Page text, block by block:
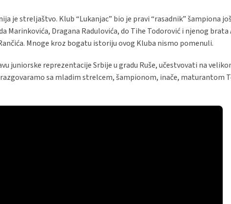
streljaštvo. Klub “Lukanjac” bio je pravi “rasadnik” šampiona
Marinkovića, Dragana Radulovića, do Tihe Todorović i njenog brata
Mnoge kroz bogatu istoriju ovog Kluba nismo pomenuli.
juniorske reprezentacije Srbije u gradu Ruše, učestvovati na
sa mladim strelcem, šampionom, inače, maturantom